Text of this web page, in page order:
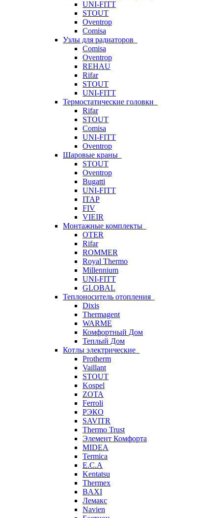
UNI-FITT
STOUT
Oventrop
Comisa
Узлы для радиаторов
Comisa
Oventrop
REHAU
Rifar
STOUT
UNI-FITT
Термостатические головки
Rifar
STOUT
Comisa
UNI-FITT
Oventrop
Шаровые краны
STOUT
Oventrop
Bugatti
UNI-FITT
ITAP
FIV
VIEIR
Монтажные комплекты
OTER
Rifar
ROMMER
Royal Thermo
Millennium
UNI-FITT
GLOBAL
Теплоноситель отопления
Dixis
Thermagent
WARME
Комфортный Дом
Теплый Дом
Котлы электрические
Protherm
Vaillant
STOUT
Kospel
ZOTA
Ferroli
РЭКО
SAVITR
Thermo Trust
Элемент Комфорта
MIDEA
Termica
E.C.A
Kentatsu
Thermex
BAXI
Лемакс
Navien